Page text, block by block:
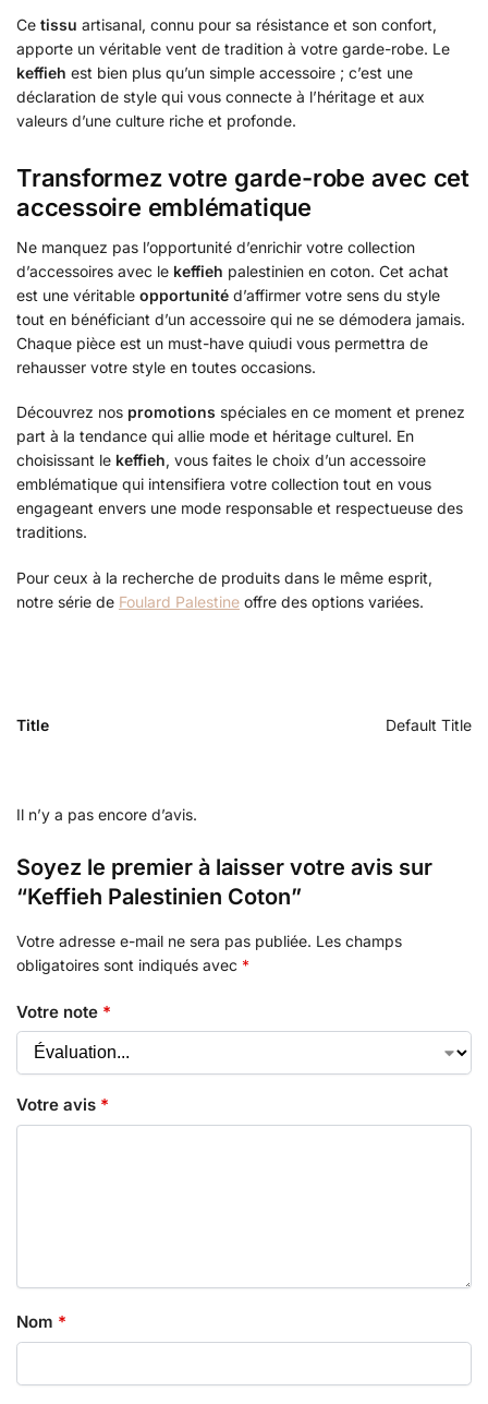
Ce tissu artisanal, connu pour sa résistance et son confort,
apporte un véritable vent de tradition à votre garde-robe. Le
keffieh est bien plus qu’un simple accessoire ; c’est une
déclaration de style qui vous connecte à l’héritage et aux
valeurs d’une culture riche et profonde.
Transformez votre garde-robe avec cet
accessoire emblématique
Ne manquez pas l’opportunité d’enrichir votre collection
d’accessoires avec le keffieh palestinien en coton. Cet achat
est une véritable opportunité d’affirmer votre sens du style
tout en bénéficiant d’un accessoire qui ne se démodera jamais.
Chaque pièce est un must-have quiudi vous permettra de
rehausser votre style en toutes occasions.
Découvrez nos promotions spéciales en ce moment et prenez
part à la tendance qui allie mode et héritage culturel. En
choisissant le keffieh, vous faites le choix d’un accessoire
emblématique qui intensifiera votre collection tout en vous
engageant envers une mode responsable et respectueuse des
traditions.
Pour ceux à la recherche de produits dans le même esprit,
notre série de Foulard Palestine offre des options variées.
Title Default Title
Il n’y a pas encore d’avis.
Soyez le premier à laisser votre avis sur
“Keffieh Palestinien Coton”
Votre adresse e-mail ne sera pas publiée. Les champs
obligatoires sont indiqués avec *
Votre note *
Votre avis *
Nom *